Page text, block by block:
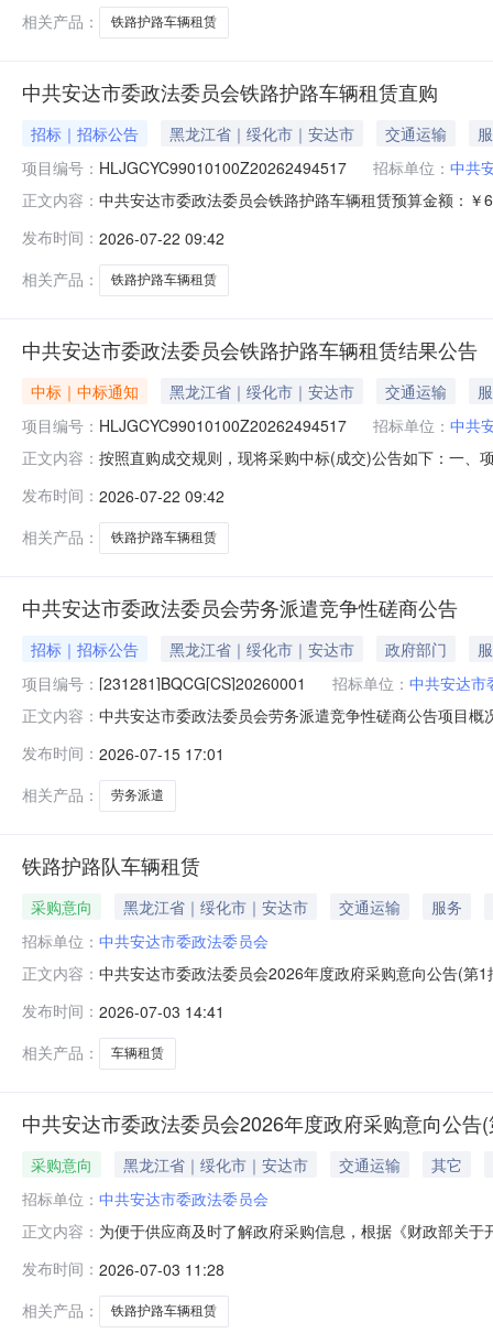
相关产品：
铁路护路车辆租赁
中共安达市委政法委员会铁路护路车辆租赁直购
招标｜招标公告 黑龙江省｜绥化市｜安达市 交通运输
项目编号： HLJGCYC99010100Z20262494517 招标单位： 中共
正文内容： 中共安达市委政法委员会铁路护路车辆租赁预算金额：
足的需求：无。三、特定的资格要求：无。四、本项目
采购编号：HLJGCY
发布时间： 2026-07-22 09:42
相关产品：
铁路护路车辆租赁
中共安达市委政法委员会铁路护路车辆租赁结果公告
中标｜中标通知 黑龙江省｜绥化市｜安达市 交通运输
项目编号： HLJGCYC99010100Z20262494517 招标单位： 中共
正文内容： 按照直购成交规则，现将采购中标(成交)公告如下：一
2026-07-2116:47:47四、主要标的信息标的类型：服务
发布时间： 2026-07-22 09:42
相关产品：
铁路护路车辆租赁
中共安达市委政法委员会劳务派遣竞争性磋商公告
招标｜招标公告 黑龙江省｜绥化市｜安达市 政府部门
项目编号： [231281]BQCG[CS]20260001 招标单位： 中共安达市
正文内容： 中共安达市委政法委员会劳务派遣竞争性磋商公告项目
采购需求：合同包1(劳务派遣):合同包预算金额：
发布时间： 2026-07-15 17:01
相关产品：
劳务派遣
铁路护路队车辆租赁
采购意向 黑龙江省｜绥化市｜安达市 交通运输
服务
招标单位： 中共安达市委政法委员会
正文内容： 中共安达市委政法委员会2026年度政府采购意向公告(第
数量:1.000060000主要功能或目标:用于护路队日常护路
发布时间： 2026-07-03 14:41
相关产品：
车辆租赁
中共安达市委政法委员会2026年度政府采购意向公告
采购意向 黑龙江省｜绥化市｜安达市 交通运输
其它
招标单位： 中共安达市委政法委员会
正文内容： 为便于供应商及时了解政府采购信息，根据《财政部关
需满足的要求：运营车辆6.0000002026年07月无本次公
员会2026年0
发布时间： 2026-07-03 11:28
相关产品：
铁路护路车辆租赁